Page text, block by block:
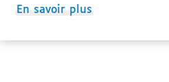
En savoir plus
des